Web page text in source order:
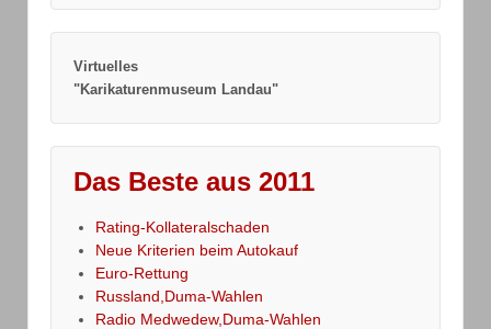
Virtuelles
"Karikaturenmuseum Landau"
Das Beste aus 2011
Rating-Kollateralschaden
Neue Kriterien beim Autokauf
Euro-Rettung
Russland,Duma-Wahlen
Radio Medwedew,Duma-Wahlen